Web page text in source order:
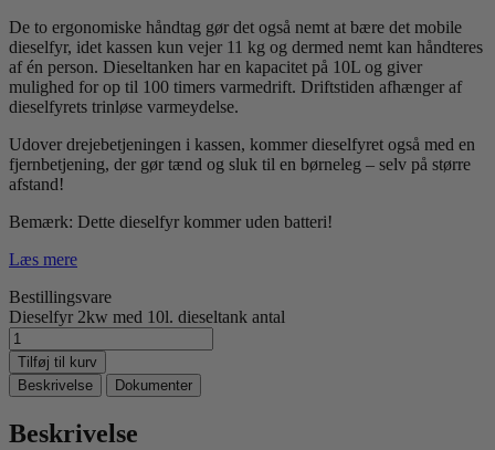
De to ergonomiske håndtag gør det også nemt at bære det mobile
dieselfyr, idet kassen kun vejer 11 kg og dermed nemt kan håndteres
af én person. Dieseltanken har en kapacitet på 10L og giver
mulighed for op til 100 timers varmedrift. Driftstiden afhænger af
dieselfyrets trinløse varmeydelse.
Udover drejebetjeningen i kassen, kommer dieselfyret også med en
fjernbetjening, der gør tænd og sluk til en børneleg – selv på større
afstand!
Bemærk: Dette dieselfyr kommer uden batteri!
Læs mere
Bestillingsvare
Dieselfyr 2kw med 10l. dieseltank antal
Tilføj til kurv
Beskrivelse
Dokumenter
Beskrivelse